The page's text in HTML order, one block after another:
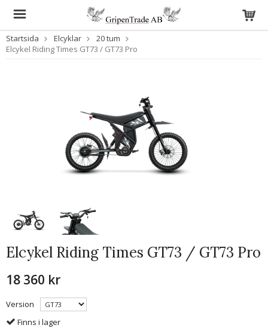
Startsida Elcyklar
20 tum
Elcykel Riding Times GT73 / GT73 Pro
Elcykel Riding Times GT73 / GT73 Pro
18 360 kr
Version
Finns i lager